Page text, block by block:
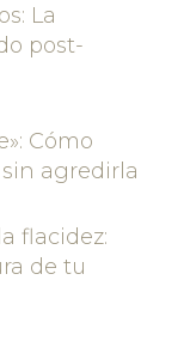
La
post-
Cómo
agredirla
flacidez:
de tu